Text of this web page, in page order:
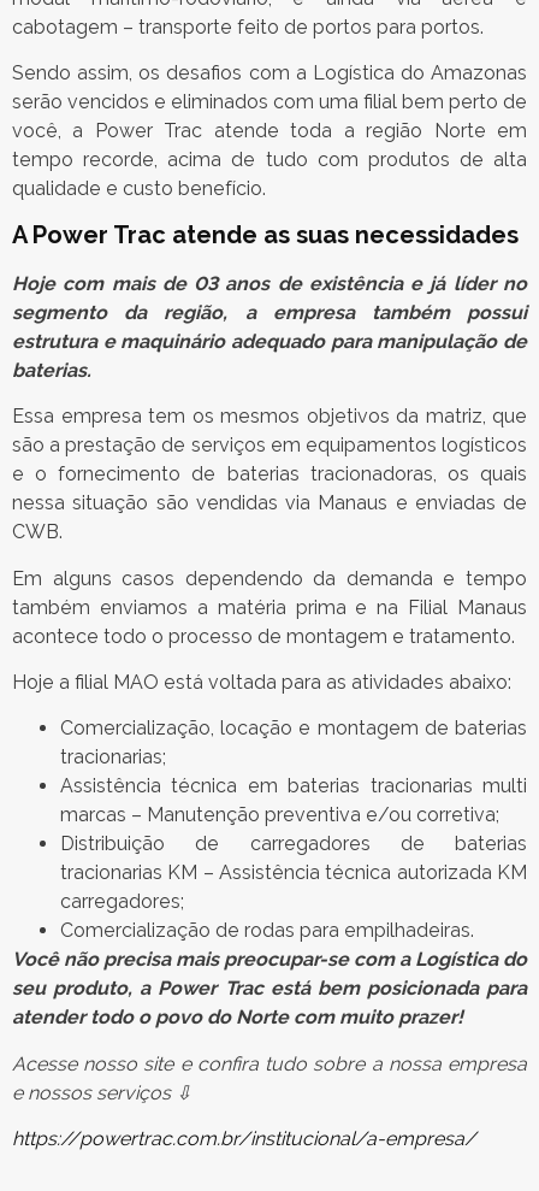
cabotagem – transporte feito de portos para portos.
Sendo assim, os desafios com a Logística do Amazonas
serão vencidos e eliminados com uma filial bem perto de
você, a Power Trac atende toda a região Norte em
tempo recorde, acima de tudo com produtos de alta
qualidade e custo benefício.
A Power Trac atende as suas necessidades
Hoje com mais de 03 anos de existência e já líder no
segmento da região, a empresa também possui
estrutura e maquinário adequado para manipulação de
baterias.
Essa empresa tem os mesmos objetivos da matriz, que
são a prestação de serviços em equipamentos logísticos
e o fornecimento de baterias tracionadoras, os quais
nessa situação são vendidas via Manaus e enviadas de
CWB.
Em alguns casos dependendo da demanda e tempo
também enviamos a matéria prima e na Filial Manaus
acontece todo o processo de montagem e tratamento.
Hoje a filial MAO está voltada para as atividades abaixo:
Comercialização, locação e montagem de baterias
tracionarias;
Assistência técnica em baterias tracionarias multi
marcas – Manutenção preventiva e/ou corretiva;
Distribuição de carregadores de baterias
tracionarias KM – Assistência técnica autorizada KM
carregadores;
Comercialização de rodas para empilhadeiras.
Você não precisa mais preocupar-se com a Logística do
seu produto, a Power Trac está bem posicionada para
atender todo o povo do Norte com muito prazer!
Acesse nosso site e confira tudo sobre a nossa empresa
e nossos serviços ⇩
https://powertrac.com.br/institucional/a-empresa/